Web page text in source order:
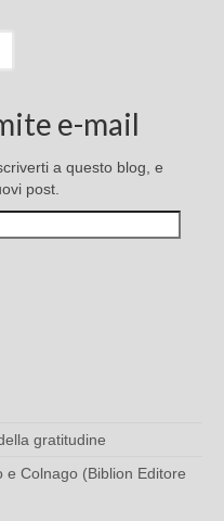
e-mail
a questo blog, e
post.
gratitudine
Colnago (Biblion Editore